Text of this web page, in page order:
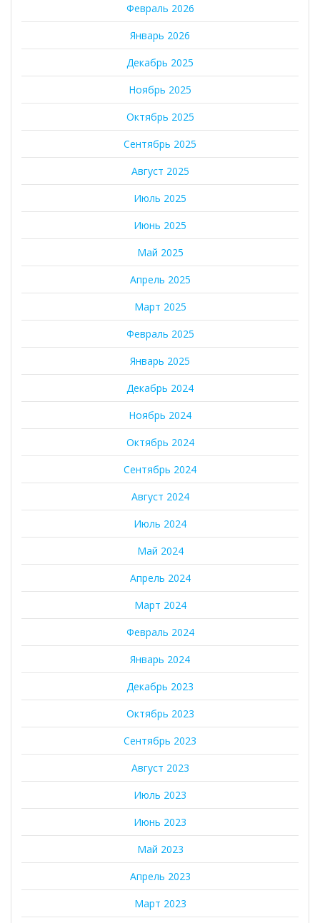
Февраль 2026
Январь 2026
Декабрь 2025
Ноябрь 2025
Октябрь 2025
Сентябрь 2025
Август 2025
Июль 2025
Июнь 2025
Май 2025
Апрель 2025
Март 2025
Февраль 2025
Январь 2025
Декабрь 2024
Ноябрь 2024
Октябрь 2024
Сентябрь 2024
Август 2024
Июль 2024
Май 2024
Апрель 2024
Март 2024
Февраль 2024
Январь 2024
Декабрь 2023
Октябрь 2023
Сентябрь 2023
Август 2023
Июль 2023
Июнь 2023
Май 2023
Апрель 2023
Март 2023